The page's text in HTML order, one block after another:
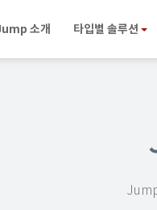
소개 타입별 솔루션